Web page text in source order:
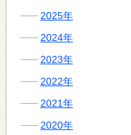
2025年
2024年
2023年
2022年
2021年
2020年